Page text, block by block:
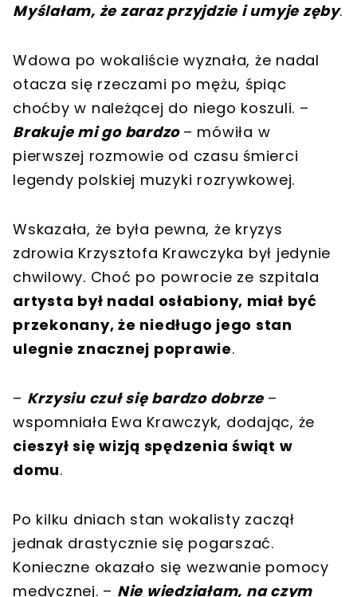
Myślałam, że zaraz przyjdzie i umyje zęby.
Wdowa po wokaliście wyznała, że nadal
otacza się rzeczami po mężu, śpiąc
choćby w należącej do niego koszuli. –
Brakuje mi go bardzo – mówiła w
pierwszej rozmowie od czasu śmierci
legendy polskiej muzyki rozrywkowej.
Wskazała, że była pewna, że kryzys
zdrowia Krzysztofa Krawczyka był jedynie
chwilowy. Choć po powrocie ze szpitala
artysta był nadal osłabiony, miał być
przekonany, że niedługo jego stan
ulegnie znacznej poprawie.
– Krzysiu czuł się bardzo dobrze –
wspomniała Ewa Krawczyk, dodając, że
cieszył się wizją spędzenia świąt w
domu.
Po kilku dniach stan wokalisty zaczął
jednak drastycznie się pogarszać.
Konieczne okazało się wezwanie pomocy
medycznej. – Nie wiedziałam, na czym